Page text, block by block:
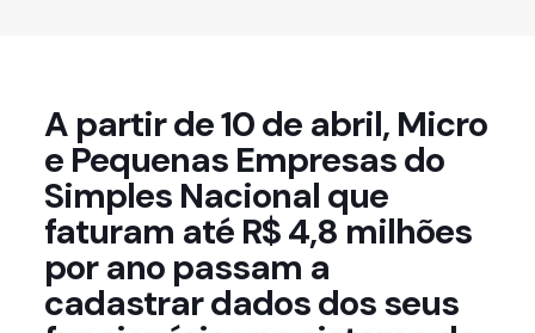
A partir de 10 de abril, Micro
e Pequenas Empresas do
Simples Nacional que
faturam até R$ 4,8 milhões
por ano passam a
cadastrar dados dos seus